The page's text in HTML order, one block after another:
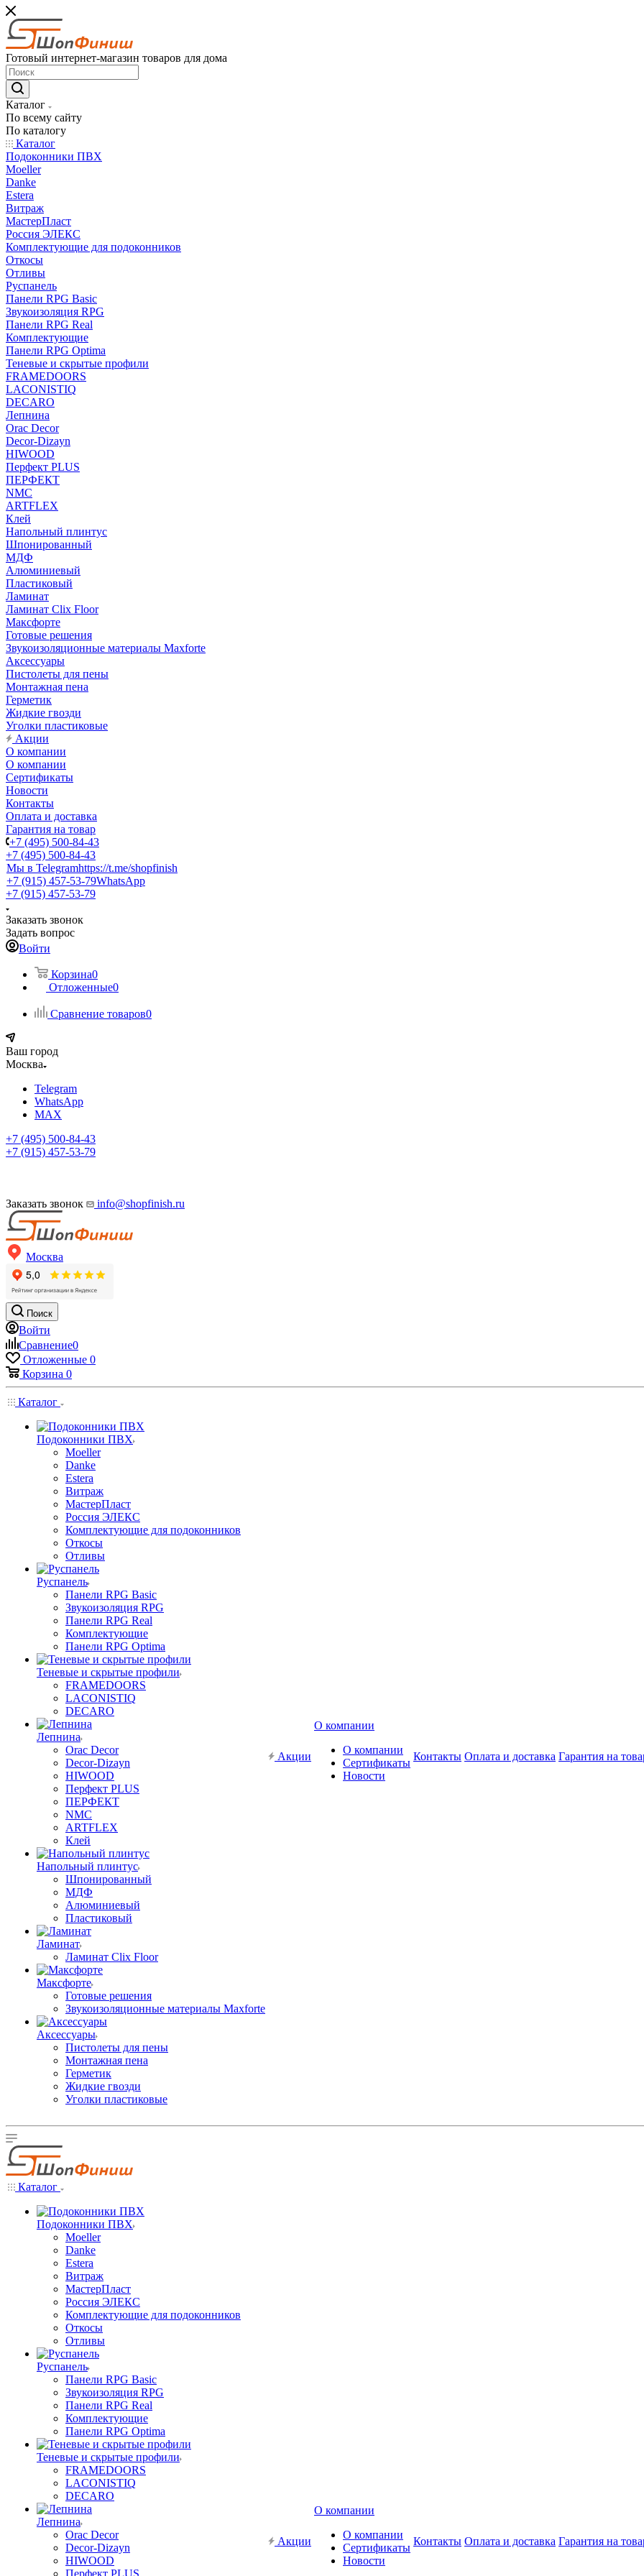
Готовый интернет-магазин товаров для дома
Каталог
По всему сайту
По каталогу
Каталог
Подоконники ПВХ
Moeller
Danke
Estera
Витраж
МастерПласт
Россия ЭЛЕКС
Комплектующие для подоконников
Откосы
Отливы
Руспанель
Панели RPG Basic
Звукоизоляция RPG
Панели RPG Real
Комплектующие
Панели RPG Optima
Теневые и скрытые профили
FRAMEDOORS
LACONISTIQ
DECARO
Лепнина
Orac Decor
Decor-Dizayn
HIWOOD
Перфект PLUS
ПЕРФЕКТ
NMC
ARTFLEX
Клей
Напольный плинтус
Шпонированный
МДФ
Алюминиевый
Пластиковый
Ламинат
Ламинат Clix Floor
Максфорте
Готовые решения
Звукоизоляционные материалы Maxforte
Аксессуары
Пистолеты для пены
Монтажная пена
Герметик
Жидкие гвозди
Уголки пластиковые
Акции
О компании
О компании
Сертификаты
Новости
Контакты
Оплата и доставка
Гарантия на товар
+7 (495) 500-84-43
+7 (495) 500-84-43
Мы в Telegramhttps://t.me/shopfinish
+7 (915) 457-53-79WhatsApp
+7 (915) 457-53-79
Заказать звонок
Задать вопрос
Войти
Корзина0
Отложенные0
Сравнение товаров0
Ваш город
Москва
Telegram
WhatsApp
MAX
+7 (495) 500-84-43
+7 (915) 457-53-79
Заказать звонок info@shopfinish.ru
Москва
Поиск
Войти
Сравнение0
Отложенные 0
Корзина 0
Каталог
Подоконники ПВХ
Moeller
Danke
Estera
Витраж
МастерПласт
Россия ЭЛЕКС
Комплектующие для подоконников
Откосы
Отливы
Руспанель
Панели RPG Basic
Звукоизоляция RPG
Панели RPG Real
Комплектующие
Панели RPG Optima
Теневые и скрытые профили
FRAMEDOORS
LACONISTIQ
DECARO
Лепнина
Orac Decor
Decor-Dizayn
HIWOOD
Перфект PLUS
ПЕРФЕКТ
NMC
ARTFLEX
Клей
Напольный плинтус
Шпонированный
МДФ
Алюминиевый
Пластиковый
Ламинат
Ламинат Clix Floor
Максфорте
Готовые решения
Звукоизоляционные материалы Maxforte
Аксессуары
Пистолеты для пены
Монтажная пена
Герметик
Жидкие гвозди
Уголки пластиковые
Акции
О компании
О компании
Сертификаты
Новости
Контакты Оплата и доставка Гарантия на
Каталог
Подоконники ПВХ
Moeller
Danke
Estera
Витраж
МастерПласт
Россия ЭЛЕКС
Комплектующие для подоконников
Откосы
Отливы
Руспанель
Панели RPG Basic
Звукоизоляция RPG
Панели RPG Real
Комплектующие
Панели RPG Optima
Теневые и скрытые профили
FRAMEDOORS
LACONISTIQ
DECARO
Лепнина
Orac Decor
Decor-Dizayn
HIWOOD
Перфект PLUS
Акции
О компании
О компании
Сертификаты
Новости
Контакты Оплата и доставка Гарантия на